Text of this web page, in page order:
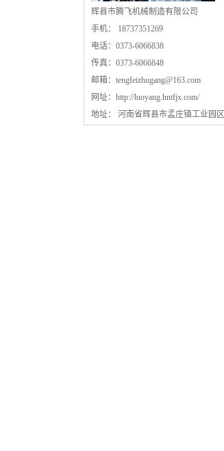
辉县市腾飞机械制造有限公司
手机： 18737351269
电话：0373-6066838
传真：0373-6066848
邮箱： tengfeizhugang@163.com
网址： http://luoyang.hntfjx.com/
地址： 河南省辉县市孟庄镇工业园区